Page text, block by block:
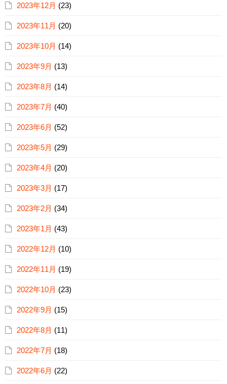
2023年12月 (23)
2023年11月 (20)
2023年10月 (14)
2023年9月 (13)
2023年8月 (14)
2023年7月 (40)
2023年6月 (52)
2023年5月 (29)
2023年4月 (20)
2023年3月 (17)
2023年2月 (34)
2023年1月 (43)
2022年12月 (10)
2022年11月 (19)
2022年10月 (23)
2022年9月 (15)
2022年8月 (11)
2022年7月 (18)
2022年6月 (22)